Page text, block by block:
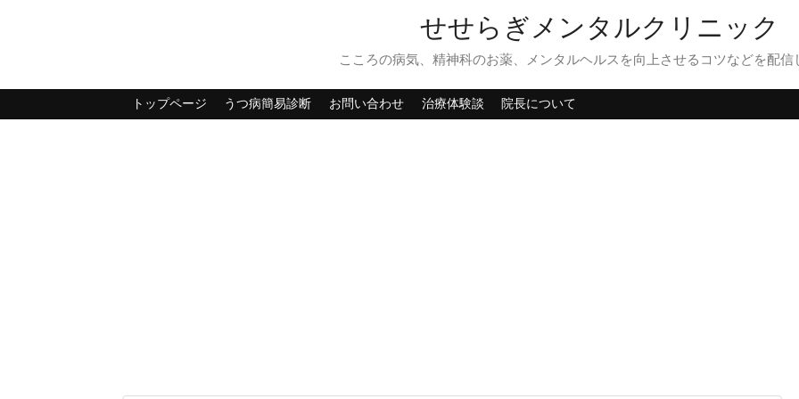
せせらぎメンタルクリニック
こころの病気、精神科のお薬、メンタルヘルスを向上させるコツなどを配信
トップページ うつ病簡易診断 お問い合わせ 治療体験談 院長について